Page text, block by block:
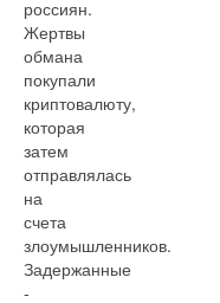
россиян.
Жертвы
обмана
покупали
криптовалюту,
которая
затем
отправлялась
на
счета
злоумышленников.
Задержанные
-